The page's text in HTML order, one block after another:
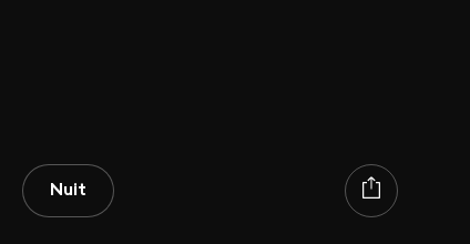
Nuit